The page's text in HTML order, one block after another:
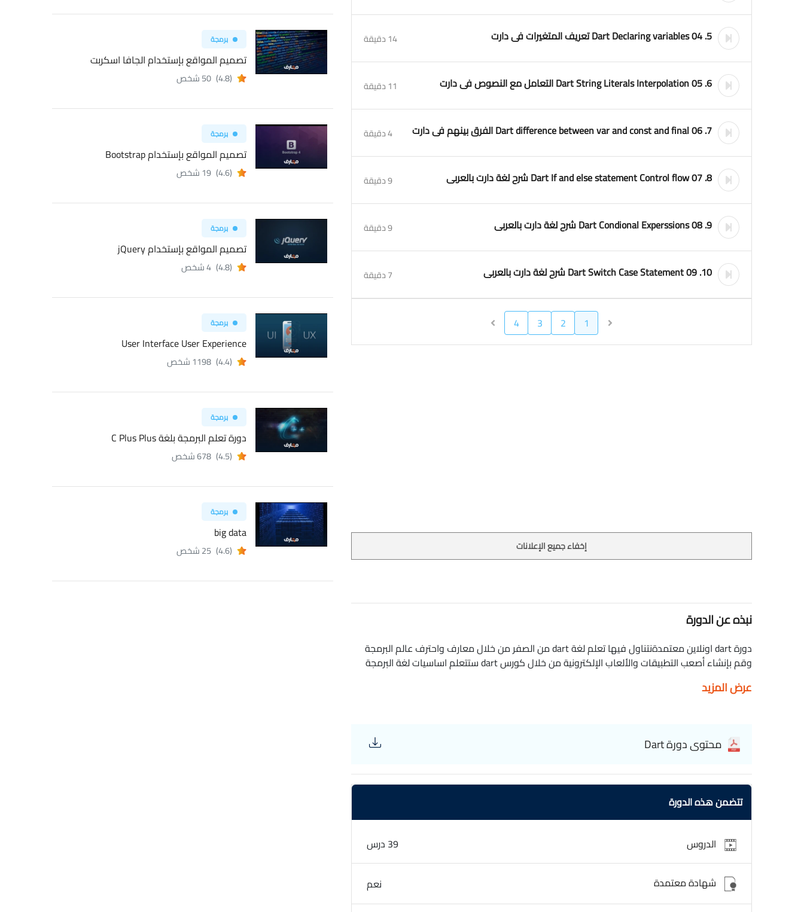
5. 04 Dart Declaring variables تعريف المتغيرات فى دارت 14 دقيقة
6. 05 Dart String Literals Interpolation التعامل مع النصوص فى دارت 11 دقيقة
7. 06 Dart difference between var and const and final الفرق بينهم فى دارت 4 دقيقة
8. 07 Dart If and else statement Control flow شرح لغة دارت بالعربى 9 دقيقة
9. 08 Dart Condional Experssions شرح لغة دارت بالعربى 9 دقيقة
10. 09 Dart Switch Case Statement شرح لغة دارت بالعربى 7 دقيقة
1
2
3
4
إخفاء جميع الإعلانات
نبذه عن الدورة
دورة dart اونلاين معتمدةنتناول فيها تعلم لغة dart من الصفر من خلال معارف واحترف عالم البرمجة
وقم بإنشاء أصعب التطبيقات والألعاب الإلكترونية من خلال كورس dart ستتعلم اساسيات لغة البرمجة
عرض المزيد
محتوى دورة Dart
تتضمن هذه الدورة
الدروس 39 درس
شهادة معتمدة نعم
برمجة
تصميم المواقع بإستخدام الجافا اسكربت
(4.8) 50 شخص
برمجة
تصميم المواقع بإستخدام Bootstrap
(4.6) 19 شخص
برمجة
تصميم المواقع بإستخدام jQuery
(4.8) 4 شخص
برمجة
User Interface User Experience
(4.4) 1198 شخص
برمجة
دورة تعلم البرمجة بلغة C Plus Plus
(4.5) 678 شخص
برمجة
big data
(4.6) 25 شخص